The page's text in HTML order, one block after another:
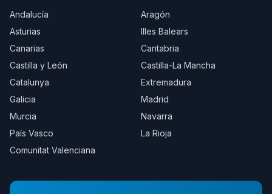
Andalucía
Aragón
Asturias
Illes Balears
Canarias
Cantabria
Castilla y León
Castilla-La Mancha
Catalunya
Extremadura
Galicia
Madrid
Murcia
Navarra
País Vasco
La Rioja
Comunitat Valenciana